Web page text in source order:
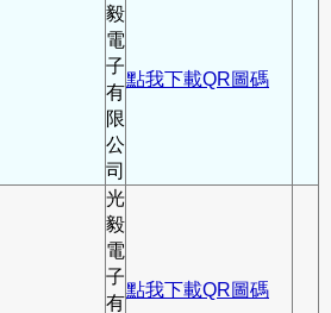
毅
電
子
有
限
公
司
點我下載QR圖碼
光
毅
電
子
有
點我下載QR圖碼